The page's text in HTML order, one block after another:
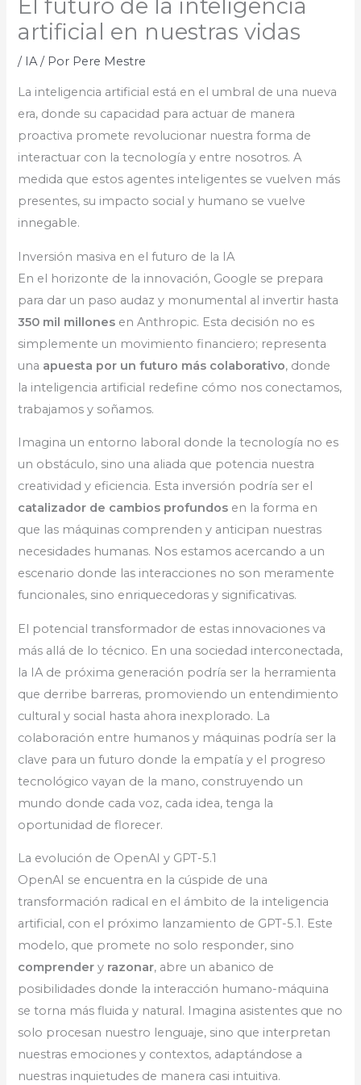
El futuro de la inteligencia
artificial en nuestras vidas
/ IA / Por Pere Mestre
La inteligencia artificial está en el umbral de una nueva
era, donde su capacidad para actuar de manera
proactiva promete revolucionar nuestra forma de
interactuar con la tecnología y entre nosotros. A
medida que estos agentes inteligentes se vuelven más
presentes, su impacto social y humano se vuelve
innegable.
Inversión masiva en el futuro de la IA
En el horizonte de la innovación, Google se prepara
para dar un paso audaz y monumental al invertir hasta
350 mil millones en Anthropic. Esta decisión no es
simplemente un movimiento financiero; representa
una apuesta por un futuro más colaborativo, donde
la inteligencia artificial redefine cómo nos conectamos,
trabajamos y soñamos.
Imagina un entorno laboral donde la tecnología no es
un obstáculo, sino una aliada que potencia nuestra
creatividad y eficiencia. Esta inversión podría ser el
catalizador de cambios profundos en la forma en
que las máquinas comprenden y anticipan nuestras
necesidades humanas. Nos estamos acercando a un
escenario donde las interacciones no son meramente
funcionales, sino enriquecedoras y significativas.
El potencial transformador de estas innovaciones va
más allá de lo técnico. En una sociedad interconectada,
la IA de próxima generación podría ser la herramienta
que derribe barreras, promoviendo un entendimiento
cultural y social hasta ahora inexplorado. La
colaboración entre humanos y máquinas podría ser la
clave para un futuro donde la empatía y el progreso
tecnológico vayan de la mano, construyendo un
mundo donde cada voz, cada idea, tenga la
oportunidad de florecer.
La evolución de OpenAI y GPT-5.1
OpenAI se encuentra en la cúspide de una
transformación radical en el ámbito de la inteligencia
artificial, con el próximo lanzamiento de GPT-5.1. Este
modelo, que promete no solo responder, sino
comprender y razonar, abre un abanico de
posibilidades donde la interacción humano-máquina
se torna más fluida y natural. Imagina asistentes que no
solo procesan nuestro lenguaje, sino que interpretan
nuestras emociones y contextos, adaptándose a
nuestras inquietudes de manera casi intuitiva.